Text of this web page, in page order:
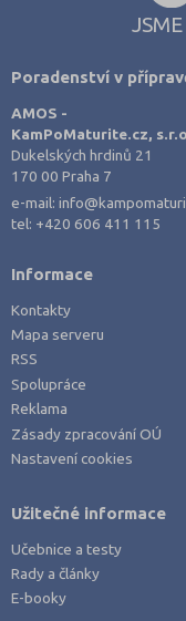
Poradenství v
AMOS -
KamPoMaturite.cz,
Dukelských hrdinů 21
170 00 Praha 7
e-mail:
tel: +420 606 411 115
Informace
Kontakty
Mapa serveru
RSS
Spolupráce
Reklama
Zásady zpracování OÚ
Nastavení cookies
Užitečné informace
Učebnice a testy
Rady a články
E-booky